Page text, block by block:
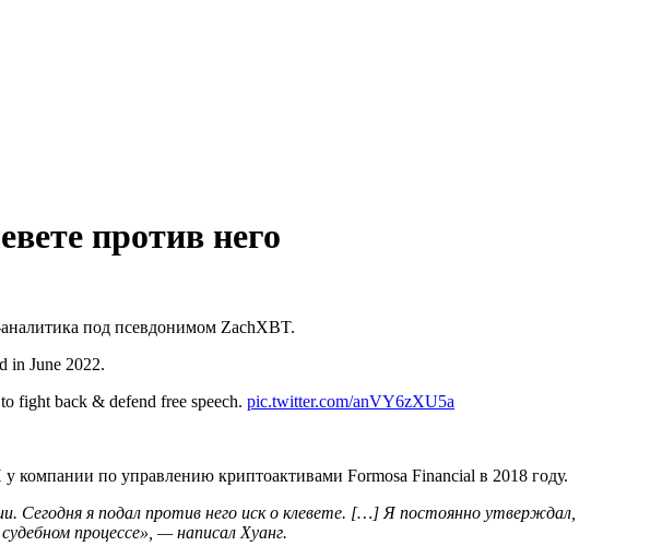
против него
под псевдонимом ZachXBT.
in June 2022.
fight back & defend free speech. pic.twitter.com/anVY6zXU5a
по управлению криптоактивами Formosa Financial в 2018 году.
Сегодня я подал против него иск о клевете. […] Я постоянно утверждал,
процессе», — написал Хуанг.